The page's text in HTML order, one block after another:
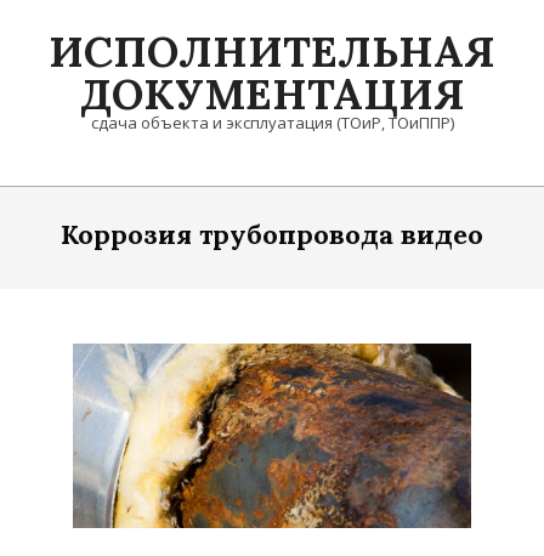
ИСПОЛНИТЕЛЬНАЯ
ДОКУМЕНТАЦИЯ
сдача объекта и эксплуатация (ТОиР, ТОиППР)
Primary
NavigationКоррозия трубопровода видео